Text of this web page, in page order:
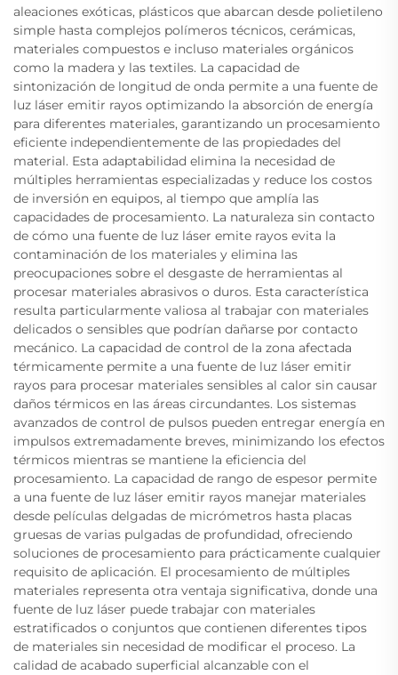
aleaciones exóticas, plásticos que abarcan desde polietileno
simple hasta complejos polímeros técnicos, cerámicas,
materiales compuestos e incluso materiales orgánicos
como la madera y las textiles. La capacidad de
sintonización de longitud de onda permite a una fuente de
luz láser emitir rayos optimizando la absorción de energía
para diferentes materiales, garantizando un procesamiento
eficiente independientemente de las propiedades del
material. Esta adaptabilidad elimina la necesidad de
múltiples herramientas especializadas y reduce los costos
de inversión en equipos, al tiempo que amplía las
capacidades de procesamiento. La naturaleza sin contacto
de cómo una fuente de luz láser emite rayos evita la
contaminación de los materiales y elimina las
preocupaciones sobre el desgaste de herramientas al
procesar materiales abrasivos o duros. Esta característica
resulta particularmente valiosa al trabajar con materiales
delicados o sensibles que podrían dañarse por contacto
mecánico. La capacidad de control de la zona afectada
térmicamente permite a una fuente de luz láser emitir
rayos para procesar materiales sensibles al calor sin causar
daños térmicos en las áreas circundantes. Los sistemas
avanzados de control de pulsos pueden entregar energía en
impulsos extremadamente breves, minimizando los efectos
térmicos mientras se mantiene la eficiencia del
procesamiento. La capacidad de rango de espesor permite
a una fuente de luz láser emitir rayos manejar materiales
desde películas delgadas de micrómetros hasta placas
gruesas de varias pulgadas de profundidad, ofreciendo
soluciones de procesamiento para prácticamente cualquier
requisito de aplicación. El procesamiento de múltiples
materiales representa otra ventaja significativa, donde una
fuente de luz láser puede trabajar con materiales
estratificados o conjuntos que contienen diferentes tipos
de materiales sin necesidad de modificar el proceso. La
calidad de acabado superficial alcanzable con el